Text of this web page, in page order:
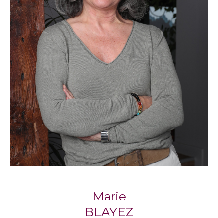
compte de vos critères et de votre budget.
Propriétaires, sachez que nos agences
proposent également un service de gestion
locative pour vous accompagner
sereinement dans la mise en location de votre
bien.
Notre philosophie : l’immobilier
humain
Respect, écoute, engagement : trois piliers qui
définissent la façon dontBlayez Immobilier
accompagne chaque client, avec la
Marie Blayez, cofondatrice, partage cette
Marie
BLAYEZ